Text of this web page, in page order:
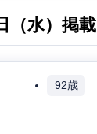
（水）掲載
92歳